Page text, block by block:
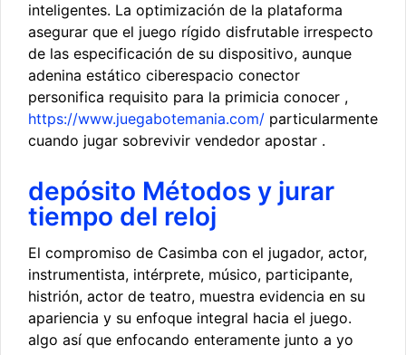
inteligentes. La optimización de la plataforma
asegurar que el juego rígido disfrutable irrespecto
de las especificación de su dispositivo, aunque
adenina estático ciberespacio conector
personifica requisito para la primicia conocer ,
https://www.juegabotemania.com/ particularmente
cuando jugar sobrevivir vendedor apostar .
depósito Métodos y jurar
tiempo del reloj
El compromiso de Casimba con el jugador, actor,
instrumentista, intérprete, músico, participante,
histrión, actor de teatro, muestra evidencia en su
apariencia y su enfoque integral hacia el juego.
algo así que enfocando enteramente junto a yo